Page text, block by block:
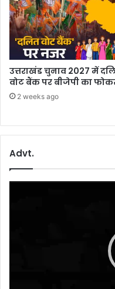
व
ति
यां
स
त
5
गि
र
उत्तराखंड चुनाव 2027 में
वोट बैंक पर बीजेपी का
2 weeks ago
Advt.